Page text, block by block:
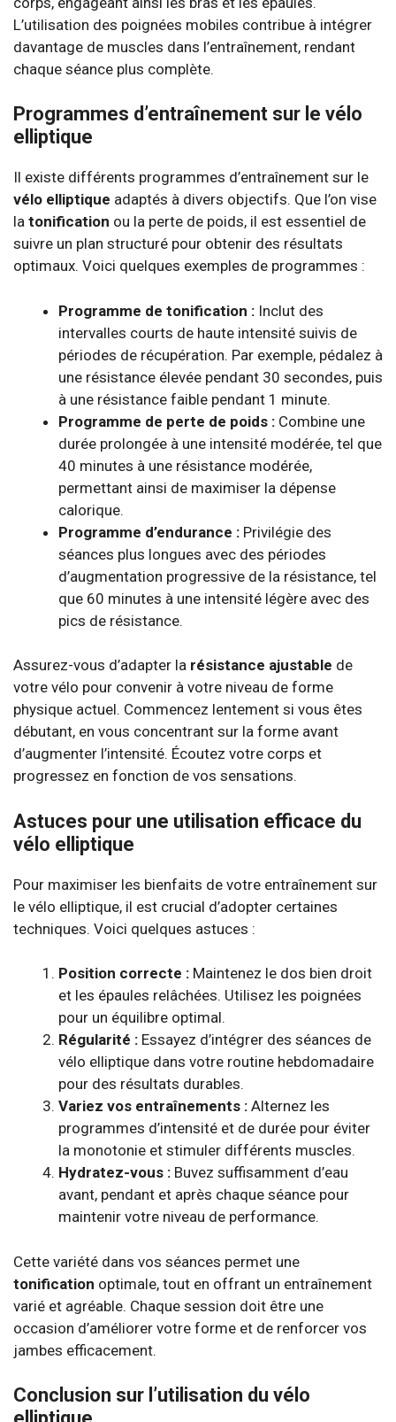
L’utilisation des poignées mobiles contribue à intégrer
davantage de muscles dans l’entraînement, rendant
chaque séance plus complète.
Programmes d’entraînement sur le vélo
elliptique
Il existe différents programmes d’entraînement sur le
vélo elliptique adaptés à divers objectifs. Que l’on vise
la tonification ou la perte de poids, il est essentiel de
suivre un plan structuré pour obtenir des résultats
optimaux. Voici quelques exemples de programmes :
Programme de tonification : Inclut des
intervalles courts de haute intensité suivis de
périodes de récupération. Par exemple, pédalez à
une résistance élevée pendant 30 secondes, puis
à une résistance faible pendant 1 minute.
Programme de perte de poids : Combine une
durée prolongée à une intensité modérée, tel que
40 minutes à une résistance modérée,
permettant ainsi de maximiser la dépense
calorique.
Programme d’endurance : Privilégie des
séances plus longues avec des périodes
d’augmentation progressive de la résistance, tel
que 60 minutes à une intensité légère avec des
pics de résistance.
Assurez-vous d’adapter la résistance ajustable de
votre vélo pour convenir à votre niveau de forme
physique actuel. Commencez lentement si vous êtes
débutant, en vous concentrant sur la forme avant
d’augmenter l’intensité. Écoutez votre corps et
progressez en fonction de vos sensations.
Astuces pour une utilisation efficace du
vélo elliptique
Pour maximiser les bienfaits de votre entraînement sur
le vélo elliptique, il est crucial d’adopter certaines
techniques. Voici quelques astuces :
Position correcte : Maintenez le dos bien droit
et les épaules relâchées. Utilisez les poignées
pour un équilibre optimal.
Régularité : Essayez d’intégrer des séances de
vélo elliptique dans votre routine hebdomadaire
pour des résultats durables.
Variez vos entraînements : Alternez les
programmes d’intensité et de durée pour éviter
la monotonie et stimuler différents muscles.
Hydratez-vous : Buvez suffisamment d’eau
avant, pendant et après chaque séance pour
maintenir votre niveau de performance.
Cette variété dans vos séances permet une
tonification optimale, tout en offrant un entraînement
varié et agréable. Chaque session doit être une
occasion d’améliorer votre forme et de renforcer vos
jambes efficacement.
Conclusion sur l’utilisation du vélo